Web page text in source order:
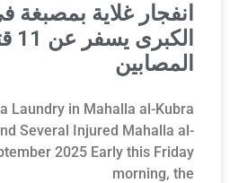
انفجار غلاية بمصبغة
المصابين
Laundry in Mahalla al-Kubra
Several Injured Mahalla al-
2025 Early this Friday
morning, the